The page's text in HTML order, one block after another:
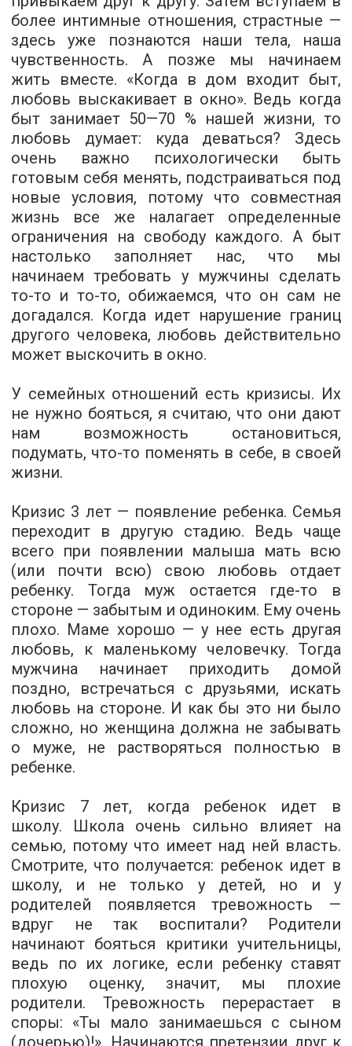
более интимные отношения, страстные —
здесь уже познаются наши тела, наша
чувственность. А позже мы начинаем
жить вместе. «Когда в дом входит быт,
любовь выскакивает в окно». Ведь когда
быт занимает 50—70 % нашей жизни, то
любовь думает: куда деваться? Здесь
очень важно психологически быть
готовым себя менять, подстраиваться под
новые условия, потому что совместная
жизнь все же налагает определенные
ограничения на свободу каждого. А быт
настолько заполняет нас, что мы
начинаемтребовать у мужчины сделать
то-то и то-то, обижаемся, что он сам не
догадался. Когда идет нарушение границ
другого человека, любовь действительно
может выскочить в окно.
У семейных отношений есть кризисы. Их
не нужно бояться, я считаю, что они дают
нам возможность остановиться,
подумать, что-то поменять в себе, в своей
жизни.
Кризис 3 лет — появление ребенка. Семья
переходит в другую стадию. Ведь чаще
всего при появлении малыша мать всю
(или почти всю) свою любовь отдает
ребенку. Тогда муж остается где-то в
стороне — забытым и одиноким. Ему очень
плохо. Маме хорошо — у нее есть другая
любовь, к маленькому человечку. Тогда
мужчина начинает приходить домой
поздно, встречаться с друзьями, искать
любовь на стороне. И как бы это ни было
сложно, но женщина должна не забывать
о муже, не растворяться полностью в
ребенке.
Кризис 7 лет, когда ребенок идет в
школу. Школа очень сильно влияет на
семью, потому что имеет над ней власть.
Смотрите, что получается: ребенок идет в
школу, и не только у детей, но и у
родителей появляется тревожность —
вдруг не так воспитали? Родители
начинают бояться критики учительницы,
ведь по их логике, если ребенку ставят
плохую оценку, значит, мы плохие
родители. Тревожность перерастает в
споры: «Ты мало занимаешься с сыном